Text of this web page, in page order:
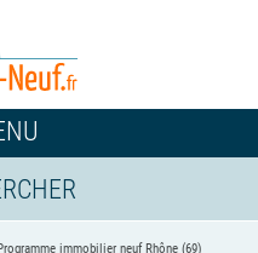
immobilier neuf Rhône (69)